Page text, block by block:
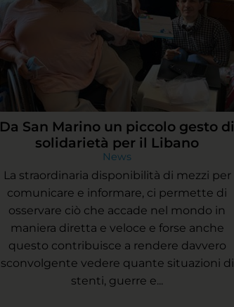
Da San Marino un piccolo gesto di
solidarietà per il Libano
News
La straordinaria disponibilità di mezzi per
comunicare e informare, ci permette di
osservare ciò che accade nel mondo in
maniera diretta e veloce e forse anche
questo contribuisce a rendere davvero
sconvolgente vedere quante situazioni di
stenti, guerre e...